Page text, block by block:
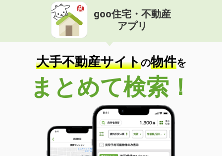
goo住宅・不動産
アプリ
大手不動産サイトの物件を
まとめて検索！